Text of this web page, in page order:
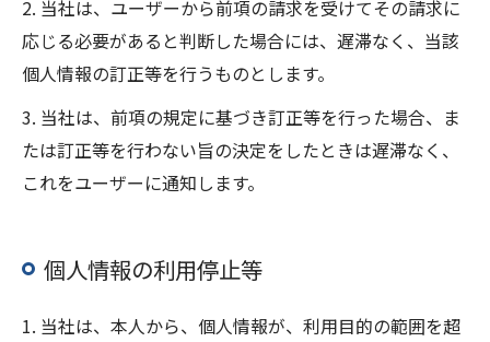
2. 当社は、ユーザーから前項の請求を受けてその請求に
応じる必要があると判断した場合には、遅滞なく、当該
個人情報の訂正等を行うものとします。
3. 当社は、前項の規定に基づき訂正等を行った場合、ま
たは訂正等を行わない旨の決定をしたときは遅滞なく、
これをユーザーに通知します。
個人情報の利用停止等
1. 当社は、本人から、個人情報が、利用目的の範囲を超